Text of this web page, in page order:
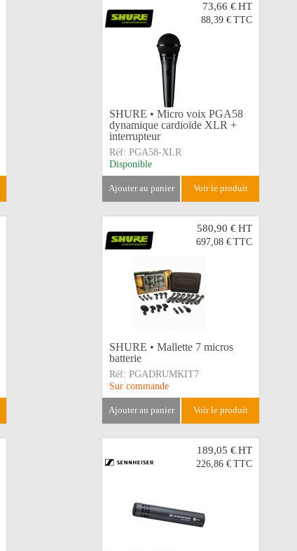
73,66 €HT
88,39 € TTC
SHURE • Micro voix PGA58
dynamique cardioïde XLR +
interrupteur
Réf: PGA58-XLR
Disponible
ajouter au panier voir le produit
580,90 €HT
697,08 € TTC
SHURE • Mallette 7 micros
batterie
Réf: PGADRUMKIT7
Sur commande
ajouter au panier voir le produit
189,05 €HT
226,86 € TTC